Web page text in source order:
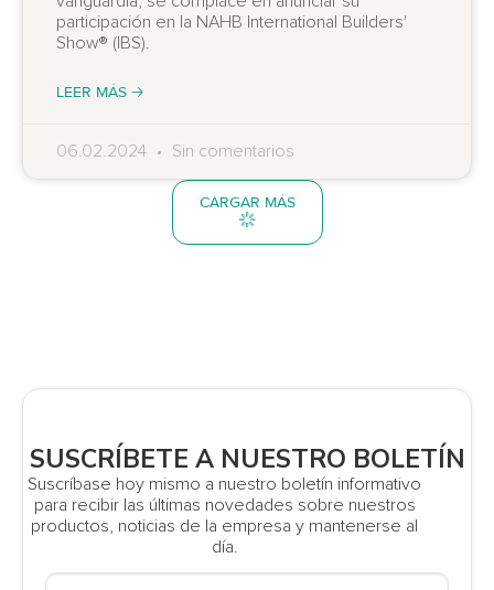
participación en la NAHB International Builders'
Show® (IBS).
LEER MÁS 🡢
06.02.2024 Sin comentarios
CARGAR MÁS
SUSCRÍBETE A NUESTRO BOLETÍN
Suscríbase hoy mismo a nuestro boletín informativo
para recibir las últimas novedades sobre nuestros
productos, noticias de la empresa y mantenerse al
día.